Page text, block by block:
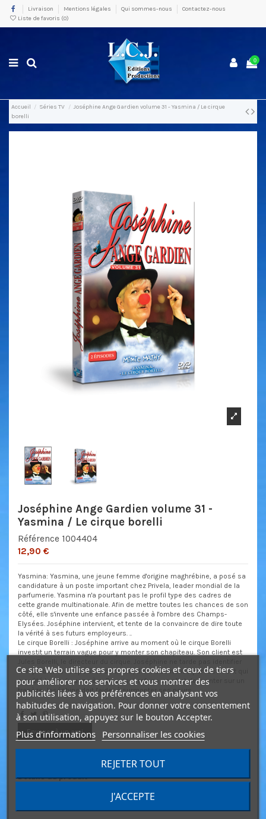
Livraison Mentions légales Qui sommes-nous
Contactez-nous
Liste de favoris (0)
0
Accueil Séries TV
Joséphine Ange Gardien volume 31 - Yasmina / Le cirque
borelli
Joséphine Ange Gardien volume 31 -
Yasmina / Le cirque borelli
Référence 1004404
12,90 €
Yasmina: Yasmina, une jeune femme d'origine maghrébine, a posé sa
candidature à un poste important chez Privela, leader mondial de la
parfumerie. Yasmina n'a pourtant pas le profil type des cadres de
cette grande multinationale. Afin de mettre toutes les chances de son
côté, elle s'invente une enfance passée à l'ombre des Champs-
Elysées. Joséphine intervient, et tente de la convaincre de dire toute
la vérité à ses futurs employeurs. ..
Le cirque Borelli : Joséphine arrive au moment où le cirque Borelli
investit un terrain vague pour y monter son chapiteau. Son client est
son problème : trapéziste de talent, il est traumatisé par l'accident qui
a coûté la vie de son père. Depuis, il refuse en effet de monter sur un
trapèze. Joséphine doit l'aider à surmonter ses peurs...
Envoyer à un ami
Détails du produit
Ce site Web utilise ses propres cookies et ceux de tiers
pour améliorer nos services et vous montrer des
publicités liées à vos préférences en analysant vos
habitudes de navigation. Pour donner votre consentement
à son utilisation, appuyez sur le bouton Accepter.
Plus d'informations Personnaliser les cookies
REJETER TOUT
J'ACCEPTE